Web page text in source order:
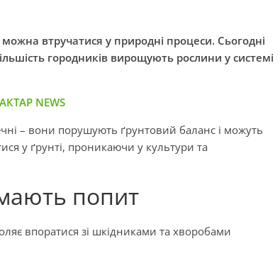
втручатися у природні процеси. Сьогодні
городників вирощують рослини у системі
NEWS
– вони порушують ґрунтовий баланс і можуть
у ґрунті, проникаючи у культури та
попит
впоратися зі шкідниками та хворобами